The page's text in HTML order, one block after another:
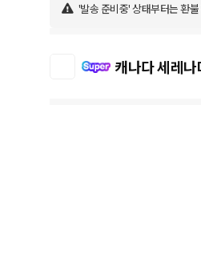
'발송 준비중' 상태부터는 환
캐나다 세레